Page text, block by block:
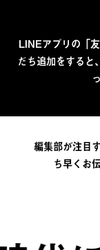
LINEアプリの「
だち追加をすると
編集部が注目
ち早くお